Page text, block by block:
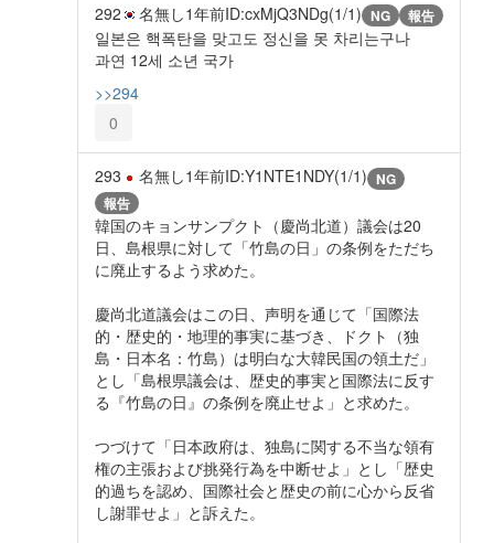
292 名無し1年前ID:cxMjQ3NDg(1/1) NG 報告
일본은 핵폭탄을 맞고도 정신을 못 차리는구나
과연 12세 소년 국가
>>294
0
293 名無し1年前ID:Y1NTE1NDY(1/1) NG
報告
韓国のキョンサンプクト（慶尚北道）議会は20
日、島根県に対して「竹島の日」の条例をただち
に廃止するよう求めた。
慶尚北道議会はこの日、声明を通じて「国際法
的・歴史的・地理的事実に基づき、ドクト（独
島・日本名：竹島）は明白な大韓民国の領土だ」
とし「島根県議会は、歴史的事実と国際法に反す
る『竹島の日』の条例を廃止せよ」と求めた。
つづけて「日本政府は、独島に関する不当な領有
権の主張および挑発行為を中断せよ」とし「歴史
的過ちを認め、国際社会と歴史の前に心から反省
し謝罪せよ」と訴えた。